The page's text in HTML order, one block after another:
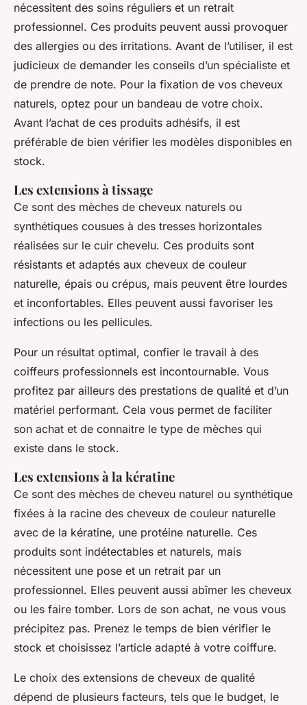
nécessitent des soins réguliers et un retrait
professionnel. Ces produits peuvent aussi provoquer
des allergies ou des irritations. Avant de l’utiliser, il est
judicieux de demander les conseils d’un spécialiste et
de prendre de note. Pour la fixation de vos cheveux
naturels, optez pour un bandeau de votre choix.
Avant l’achat de ces produits adhésifs, il est
préférable de bien vérifier les modèles disponibles en
stock.
Les extensions à tissage
Ce sont des mèches de cheveux naturels ou
synthétiques cousues à des tresses horizontales
réalisées sur le cuir chevelu. Ces produits sont
résistants et adaptés aux cheveux de couleur
naturelle, épais ou crépus, mais peuvent être lourdes
et inconfortables. Elles peuvent aussi favoriser les
infections ou les pellicules.
Pour un résultat optimal, confier le travail à des
coiffeurs professionnels est incontournable. Vous
profitez par ailleurs des prestations de qualité et d’un
matériel performant. Cela vous permet de faciliter
son achat et de connaitre le type de mèches qui
existe dans le stock.
Les extensions à la kératine
Ce sont des mèches de cheveu naturel ou synthétique
fixées à la racine des cheveux de couleur naturelle
avec de la kératine, une protéine naturelle. Ces
produits sont indétectables et naturels, mais
nécessitent une pose et un retrait par un
professionnel. Elles peuvent aussi abîmer les cheveux
ou les faire tomber. Lors de son achat, ne vous vous
précipitez pas. Prenez le temps de bien vérifier le
stock et choisissez l’article adapté à votre coiffure.
Le choix des extensions de cheveux de qualité
dépend de plusieurs facteurs, tels que le budget, le